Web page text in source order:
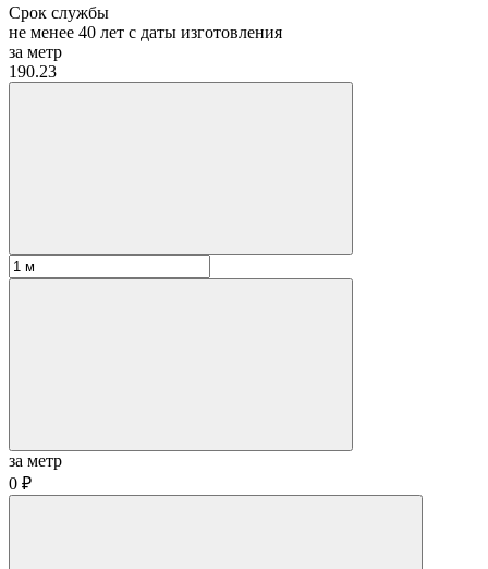
Срок службы
не менее 40 лет с даты изготовления
за метр
190.23
за метр
0 ₽